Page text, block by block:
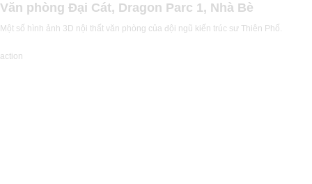
Văn phòng Đại Cát, Dragon Parc 1, Nhà Bè
Một số hình ảnh 3D nội thất văn phòng của đội ngũ kiến trúc sư Thiên Phố.
action